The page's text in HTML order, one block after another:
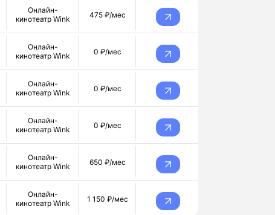
Онлайн-
кинотеатр Wink
475 ₽/мес
Онлайн-
кинотеатр Wink
0 ₽/мес
Онлайн-
кинотеатр Wink
0 ₽/мес
Онлайн-
кинотеатр Wink
0 ₽/мес
Онлайн-
кинотеатр Wink
650 ₽/мес
Онлайн-
кинотеатр Wink
1 150 ₽/мес